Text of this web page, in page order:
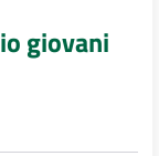
giovani